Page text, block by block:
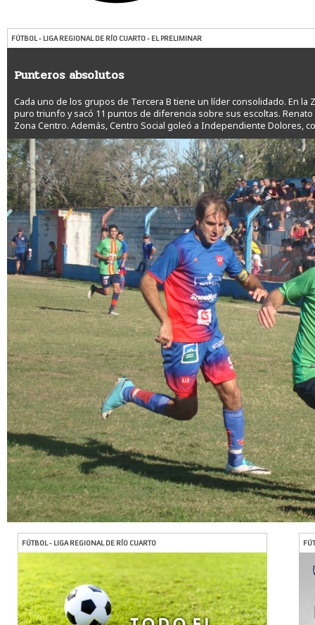
FÚTBOL - LIGA REGIONAL DE RÍO CUARTO - EL PRELIMINAR
Punteros absolutos
Cada uno de los grupos de Tercera B tiene un líder consolidado. En la
puro triunfo y sacó 11 puntos de diferencia sobre sus escoltas.
Zona Centro. Además, Centro Social goleó a Independiente Dolores,
FÚTBOL - LIGA REGIONAL DE RÍO CUARTO